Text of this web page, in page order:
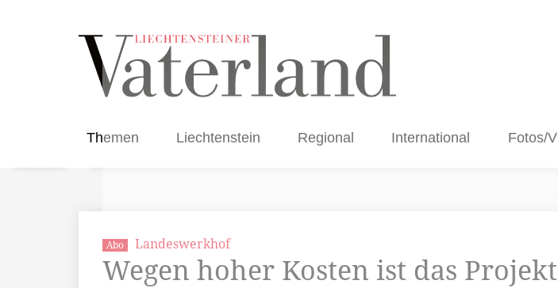
Themen Liechtenstein Regional International Fotos/
Abo Landeswerkhof
Wegen hoher Kosten ist das